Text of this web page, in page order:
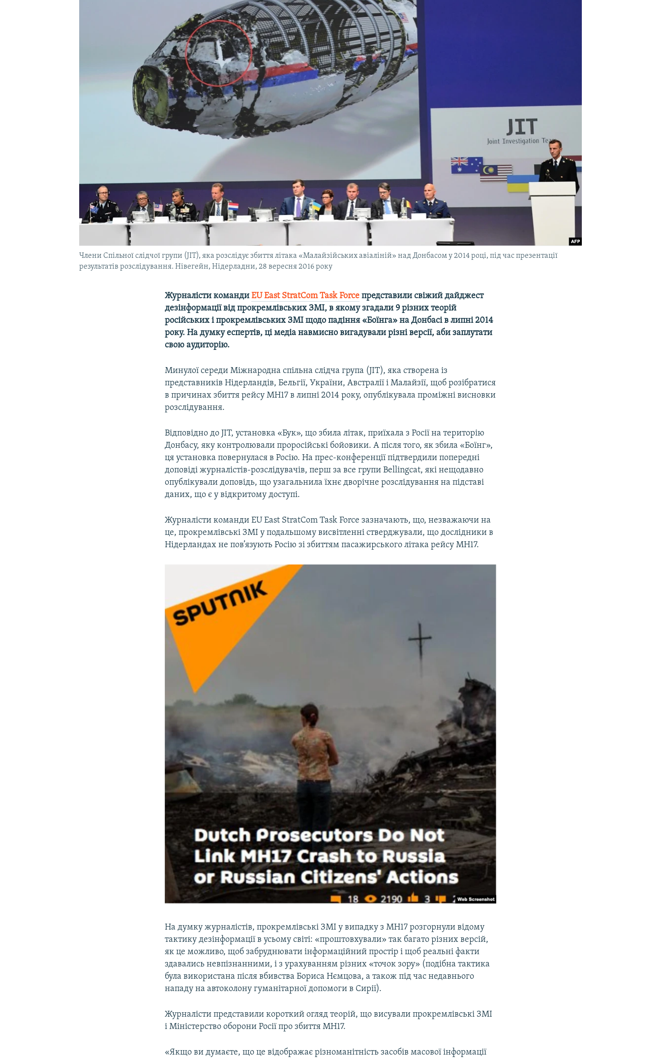
Члени Спільної слідчої групи (JIT), яка розслідує збиття літака «Малайзійських авіаліній» над Донбасом у 2014 році, під час презентації
результатів розслідування. Нівегейн, Нідерладни, 28 вересня 2016 року
Журналісти командиEU East StratCom Task Force представили свіжий дайджест
дезінформації від прокремлівських ЗМІ, в якому згадали 9 різних теорій
російських і прокремлівських ЗМІ щодо падіння «Боїнга» на Донбасі в липні 2014
року. На думку еспертів, ці медіа навмисно вигадували різні версії, аби заплутати
свою аудиторію.
Минулої середи Міжнародна спільна слідча група (JIT), яка створена із
представників Нідерландів, Бельгії, України, Австралії і Малайзії, щоб розібратися
в причинах збиття рейсу MH17 в липні 2014 року, опублікувала проміжні висновки
розслідування.
Відповідно до JIT, установка «Бук», що збила літак, приїхала з Росії на територію
Донбасу, яку контролювали проросійські бойовики. А після того, як збила «Боїнг»,
ця установка повернулася в Росію. На прес-конференції підтвердили попередні
доповіді журналістів-розслідувачів, перш за все групи Bellingcat, які нещодавно
опублікували доповідь, що узагальнила їхнє дворічне розслідування на підставі
даних, що є у відкритому доступі.
Журналісти команди EU East StratCom Task Force зазначають, що, незважаючи на
це, прокремлівські ЗМІ у подальшому висвітленні стверджували, що дослідники в
Нідерландах не пов’язують Росію зі збиттям пасажирського літака рейсу MH17.
На думку журналістів, прокремлівські ЗМІ у випадку з MH17 розгорнули відому
тактику дезінформації в усьому світі: «проштовхували» так багато різних версій,
як це можливо, щоб забруднювати інформаційний простір і щоб реальні факти
здавались невпізнанними, і з урахуванням різних «точок зору» (подібна тактика
була використана після вбивства Бориса Нємцова, а також під час недавнього
нападу на автоколону гуманітарної допомоги в Сирії).
Журналісти представили короткий огляд теорій, що висували прокремлівські ЗМІ
і Міністерство оборони Росії про збиття MH17.
«Якщо ви думаєте, що це відображає різноманітність засобів масової інформації